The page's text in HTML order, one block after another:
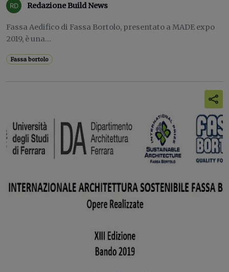
Redazione Build News
Fassa Aedifico di Fassa Bortolo, presentato a MADE expo
2019, è una...
Fassa bortolo